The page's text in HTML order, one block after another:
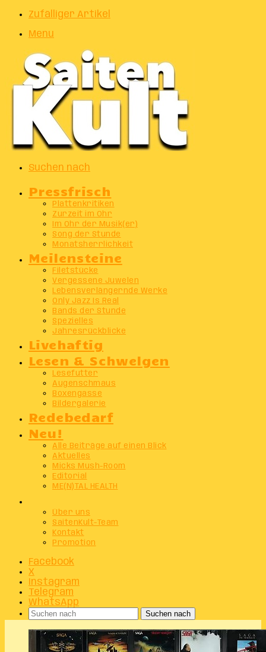
Zufälliger Artikel
Menu
Suchen nach
Pressfrisch
Plattenkritiken
Zurzeit im Ohr
Im Ohr der Musik(er)
Song der Stunde
Monatsherrlichkeit
Meilensteine
Filetstücke
Vergessene Juwelen
Lebensverlängernde Werke
Only Jazz Is Real
Bands der Stunde
Spezielles
Jahresrückblicke
Livehaftig
Lesen & Schwelgen
Lesefutter
Augenschmaus
Boxengasse
Bildergalerie
Redebedarf
Neu!
Alle Beiträge auf einen Blick
Aktuelles
Micks Mush-Room
Editorial
ME(N)TAL HEALTH
Über uns
SaitenKult-Team
Kontakt
Promotion
Facebook
X
Instagram
Telegram
WhatsApp
Suchen nach